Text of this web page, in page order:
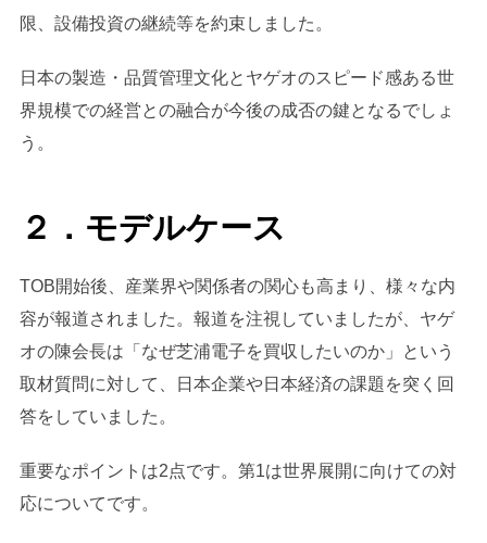
限、設備投資の継続等を約束しました。
日本の製造・品質管理文化とヤゲオのスピード感ある世
界規模での経営との融合が今後の成否の鍵となるでしょ
う。
２．モデルケース
TOB開始後、産業界や関係者の関心も高まり、様々な内
容が報道されました。報道を注視していましたが、ヤゲ
オの陳会長は「なぜ芝浦電子を買収したいのか」という
取材質問に対して、日本企業や日本経済の課題を突く回
答をしていました。
重要なポイントは2点です。第1は世界展開に向けての対
応についてです。